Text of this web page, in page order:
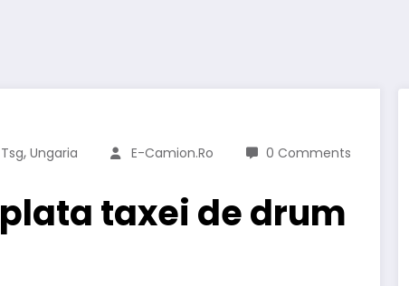
Tsg, Ungaria E-Camion.ro 0 Comments
taxei de drum